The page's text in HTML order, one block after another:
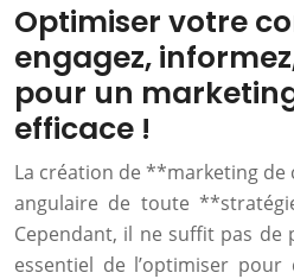
Optimiser votre
engagez,
pour un
efficace !
La création de **marketing
angulaire de toute
Cependant, il ne suffit pas
essentiel de l’optimiser pour